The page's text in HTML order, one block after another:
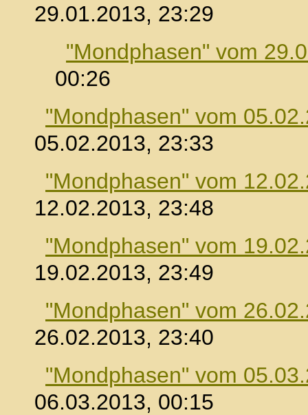
29.01.2013, 23:29
"Mondphasen" vom
00:26
"Mondphasen" vom
05.02.2013, 23:33
"Mondphasen" vom
12.02.2013, 23:48
"Mondphasen" vom
19.02.2013, 23:49
"Mondphasen" vom
26.02.2013, 23:40
"Mondphasen" vom
06.03.2013, 00:15